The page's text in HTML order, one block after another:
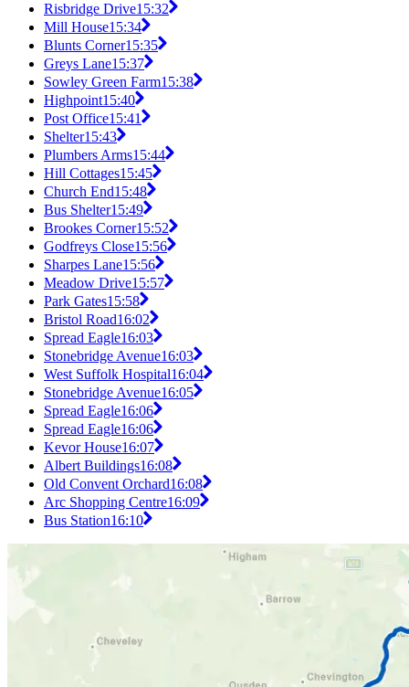
Risbridge Drive15:32
Mill House15:34
Blunts Corner15:35
Greys Lane15:37
Sowley Green Farm15:38
Highpoint15:40
Post Office15:41
Shelter15:43
Plumbers Arms15:44
Hill Cottages15:45
Church End15:48
Bus Shelter15:49
Brookes Corner15:52
Godfreys Close15:56
Sharpes Lane15:56
Meadow Drive15:57
Park Gates15:58
Bristol Road16:02
Spread Eagle16:03
Stonebridge Avenue16:03
West Suffolk Hospital16:04
Stonebridge Avenue16:05
Spread Eagle16:06
Spread Eagle16:06
Kevor House16:07
Albert Buildings16:08
Old Convent Orchard16:08
Arc Shopping Centre16:09
Bus Station16:10